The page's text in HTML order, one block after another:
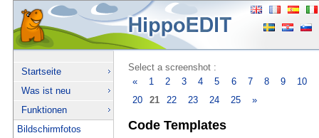
Startseite
Was ist neu
Funktionen
Bildschirmfotos
Select a screenshot :
«
1 2 3 4 5 6 7 8 9 10
20
21 22 23 24 25 »
Code Templates